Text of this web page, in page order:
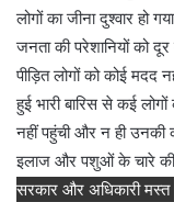
लोगों का जीना दुश्वार हो
जनता की परेशानियों को
पीड़ित लोगों को कोई मदद
हुई भारी बारिस से कई
नहीं पहुंची और न ही उनकी
इलाज और पशुओं के चारे की
सरकार और अधिकारी मस्त